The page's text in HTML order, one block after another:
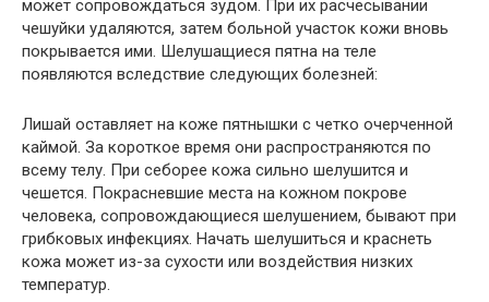
может сопровождаться зудом. При их расчесывании
чешуйки удаляются, затем больной участок кожи вновь
покрывается ими. Шелушащиеся пятна на теле
появляются вследствие следующих болезней:
Лишай оставляет на коже пятнышки с четко очерченной
каймой. За короткое время они распространяются по
всему телу. При себорее кожа сильно шелушится и
чешется. Покрасневшие места на кожном покрове
человека, сопровождающиеся шелушением, бывают при
грибковых инфекциях. Начать шелушиться и краснеть
кожа может из-за сухости или воздействия низких
температур.